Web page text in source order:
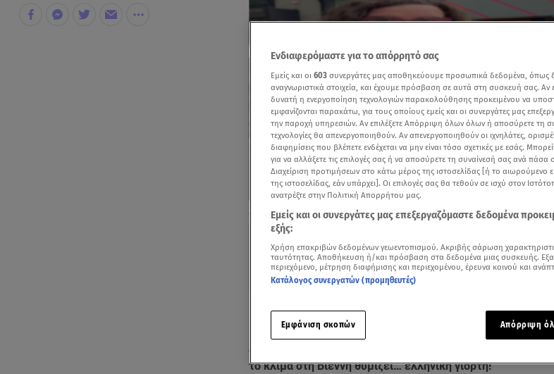
Ρεπορτάζ Αθανασία Βογιάρη/ star.gr
Add star.gr on Google
Ακούστε το άρθρο1:58
Λίγες ώρες πριν
το κλίμα στη Βιέννη θυμίζει… ελληνική γιορτή!
Ενδιαφερόμαστε για το απόρρητό σας
Εμείς και οι 603 συνεργάτες μας αποθηκεύουμε προσωπικά δεδομένα, όπως
αναγνωριστικά στοιχεία, και έχουμε πρόσβαση σε αυτά στη συσκευή σας. Αν
δυνατή η ενεργοποίηση τεχνολογιών παρακολούθησης προκειμένου να
εμφανίζονται παρακάτω, για τους οποίους εμείς και οι συνεργάτες μας
την παροχή υπηρεσιών. Αν επιλέξετε Απόρριψη όλων όλων ή αποσύρετε τη
τεχνολογίες θα απενεργοποιηθούν. Αν απενεργοποιηθούν οι ιχνηλάτες,
διαφημίσεις που βλέπετε ενδέχεται να μην είναι τόσο σχετικές με εσάς.
για να αλλάξετε τις επιλογές σας ή να αποσύρετε τη συναίνεσή σας ανά
Διαχείριση προτιμήσεων στο κάτω μέρος της ιστοσελίδας [ή το αιωρούμενο
της ιστοσελίδας, εάν υπάρχει]. Οι επιλογές σας θα τεθούν σε ισχύ στον
ανατρέξτε στην Πολιτική Απορρήτου μας.
Εμείς και οι συνεργάτες μας επεξεργαζόμαστε δεδομένα
εξής:
Χρήση επακριβών δεδομένων γεωεντοπισμού. Ακριβής σάρωση
ταυτότητας. Αποθήκευση ή/και πρόσβαση στα δεδομένα μιας συσκευής.
περιεχόμενο, μέτρηση διαφήμισης και περιεχομένου, έρευνα κοινού και
Κατάλογος συνεργατών (προμηθευτές)
Εμφάνιση σκοπών Απόρριψη